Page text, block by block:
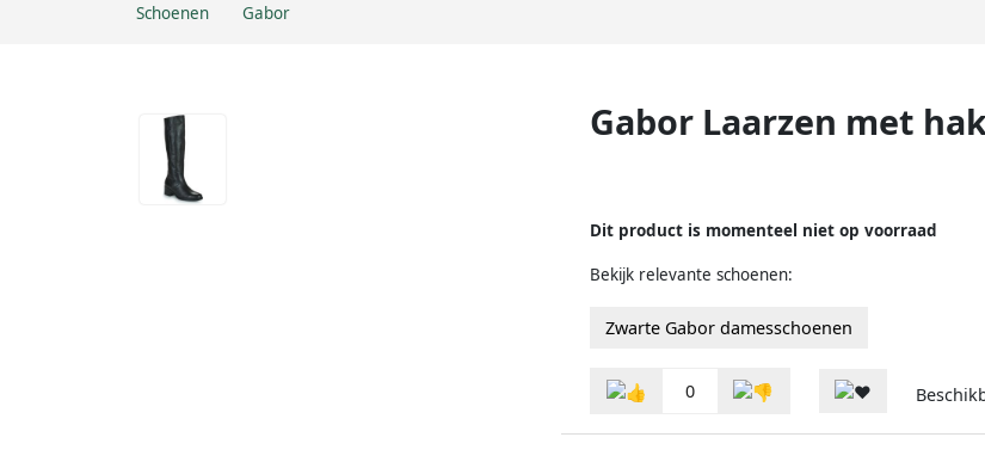
Schoenen Gabor
Gabor Laarzen met
Dit product is momenteel niet op voorraad
Bekijk relevante schoenen:
Zwarte Gabor damesschoenen
0